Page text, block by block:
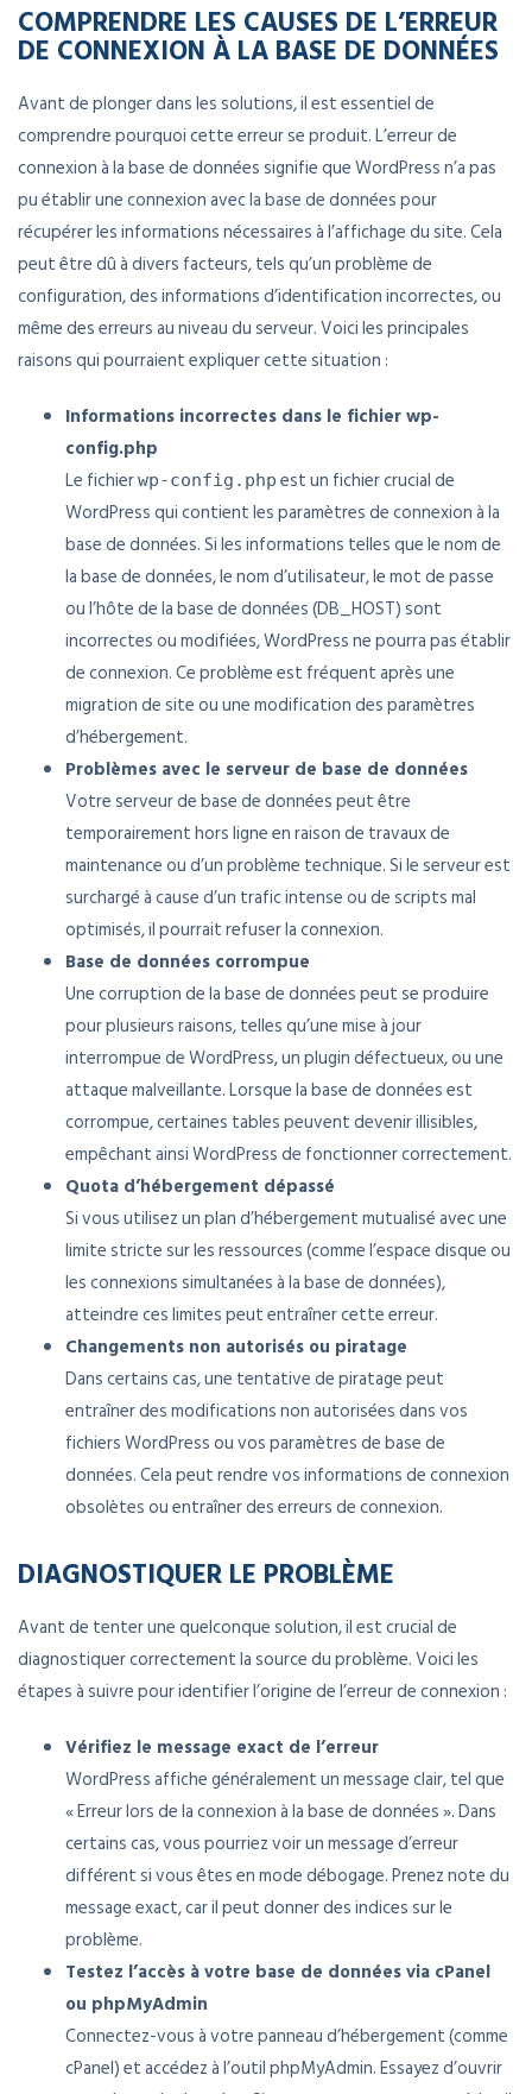
COMPRENDRE LES CAUSES DE L’ERREUR
DE CONNEXION À LA BASE DE DONNÉES
Avant de plonger dans les solutions, il est essentiel de
comprendre pourquoi cette erreur se produit. L’erreur de
connexion à la base de données signifie que WordPress n’a pas
pu établir une connexion avec la base de données pour
récupérer les informations nécessaires à l’affichage du site. Cela
peut être dû à divers facteurs, tels qu’un problème de
configuration, des informations d’identification incorrectes, ou
même des erreurs au niveau du serveur. Voici les principales
raisons qui pourraient expliquer cette situation :
Informations incorrectes dans le fichier wp-
config.php
Le fichierwp-config.php est un fichier crucial de
WordPress qui contient les paramètres de connexion à la
base de données. Si les informations telles que le nom de
la base de données, le nom d’utilisateur, le mot de passe
ou l’hôte de la base de données (DB_HOST) sont
incorrectes ou modifiées, WordPress ne pourra pas établir
de connexion. Ce problème est fréquent après une
migration de site ou une modification des paramètres
d’hébergement.
Problèmes avec le serveur de base de données
Votre serveur de base de données peut être
temporairement hors ligne en raison de travaux de
maintenance ou d’un problème technique. Si le serveur est
surchargé à cause d’un trafic intense ou de scripts mal
optimisés, il pourrait refuser la connexion.
Base de données corrompue
Une corruption de la base de données peut se produire
pour plusieurs raisons, telles qu’une mise à jour
interrompue de WordPress, un plugin défectueux, ou une
attaque malveillante. Lorsque la base de données est
corrompue, certaines tables peuvent devenir illisibles,
empêchant ainsi WordPress de fonctionner correctement.
Quota d’hébergement dépassé
Si vous utilisez un plan d’hébergement mutualisé avec une
limite stricte sur les ressources (comme l’espace disque ou
les connexions simultanées à la base de données),
atteindre ces limites peut entraîner cette erreur.
Changements non autorisés ou piratage
Dans certains cas, une tentative de piratage peut
entraîner des modifications non autorisées dans vos
fichiers WordPress ou vos paramètres de base de
données. Cela peut rendre vos informations de connexion
obsolètes ou entraîner des erreurs de connexion.
DIAGNOSTIQUER LE PROBLÈME
Avant de tenter une quelconque solution, il est crucial de
diagnostiquer correctement la source du problème. Voici les
étapes à suivre pour identifier l’origine de l’erreur de connexion :
Vérifiez le message exact de l’erreur
WordPress affiche généralement un message clair, tel que
« Erreur lors de la connexion à la base de données ». Dans
certains cas, vous pourriez voir un message d’erreur
différent si vous êtes en mode débogage. Prenez note du
message exact, car il peut donner des indices sur le
problème.
Testez l’accès à votre base de données via cPanel
ou phpMyAdmin
Connectez-vous à votre panneau d’hébergement (comme
cPanel) et accédez à l’outil phpMyAdmin. Essayez d’ouvrir